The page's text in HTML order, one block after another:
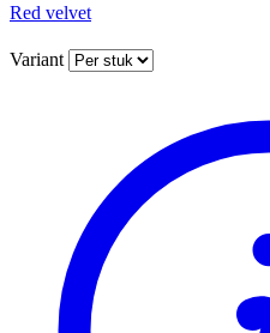
Red velvet
Variant